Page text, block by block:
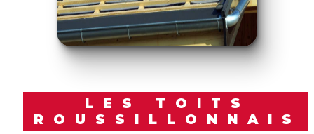
LES TOITS
ROUSSILLONNAIS